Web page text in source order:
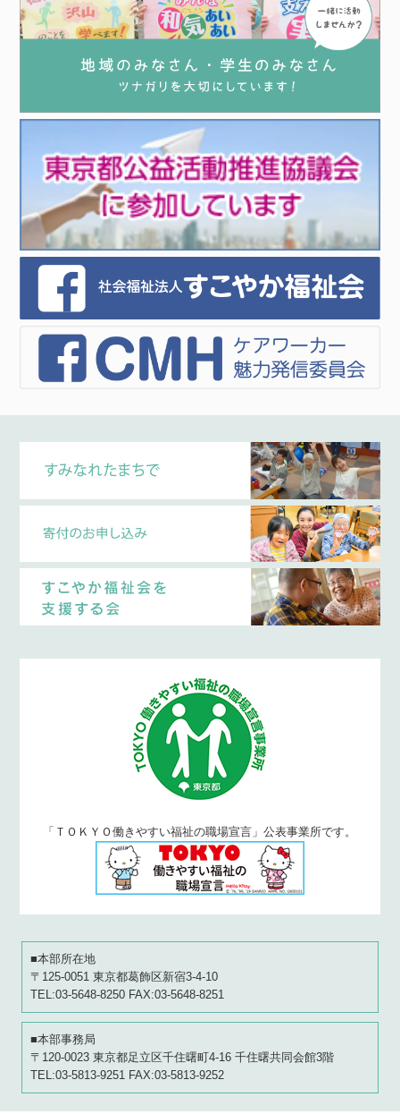
「ＴＯＫＹＯ働きやすい福祉の職場宣言」公表事業所です。
■本部所在地
〒125-0051 東京都葛飾区新宿3-4-10
TEL:03-5648-8250 FAX:03-5648-8251
■本部事務局
〒120-0023 東京都足立区千住曙町4-16 千住曙共同会館3階
TEL:03-5813-9251 FAX:03-5813-9252